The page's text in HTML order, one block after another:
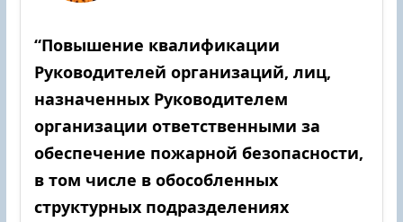
“Повышение квалификации
Руководителей организаций, лиц,
назначенных Руководителем
организации ответственными за
обеспечение пожарной безопасности,
в том числе в обособленных
структурных подразделениях